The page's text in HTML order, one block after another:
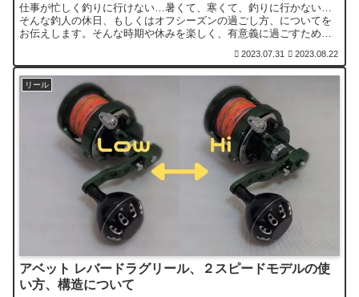
仕事が忙しく釣りに行けない…暑くて、寒くて、釣りに行かない…
そんな釣人の休日、もしくはオフシーズンの過ごし方、についてを
お伝えします。そんな時期や休みを楽しく、有意義に過ごすために
2023.07.31 2023.08.22
リール
アベット レバードラグリール、２スピードモデルの使
い方、構造について